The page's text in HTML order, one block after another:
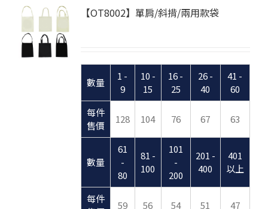
【OT8002】單肩/斜揹/兩用款袋
數量
1 -
9
10 -
15
16 -
25
26 -
40
41 -
60
每件
售價
128 104 76 67 63
數量
61
-
80
81 -
100
101
-
200
201 -
400
401
以上
每件
59 56 54 51 47